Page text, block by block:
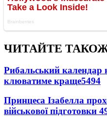
ЧИТАЙТЕ
Рибальський календар
клюватиме краще5494
Принцеса Ізабелла
військової підготовки